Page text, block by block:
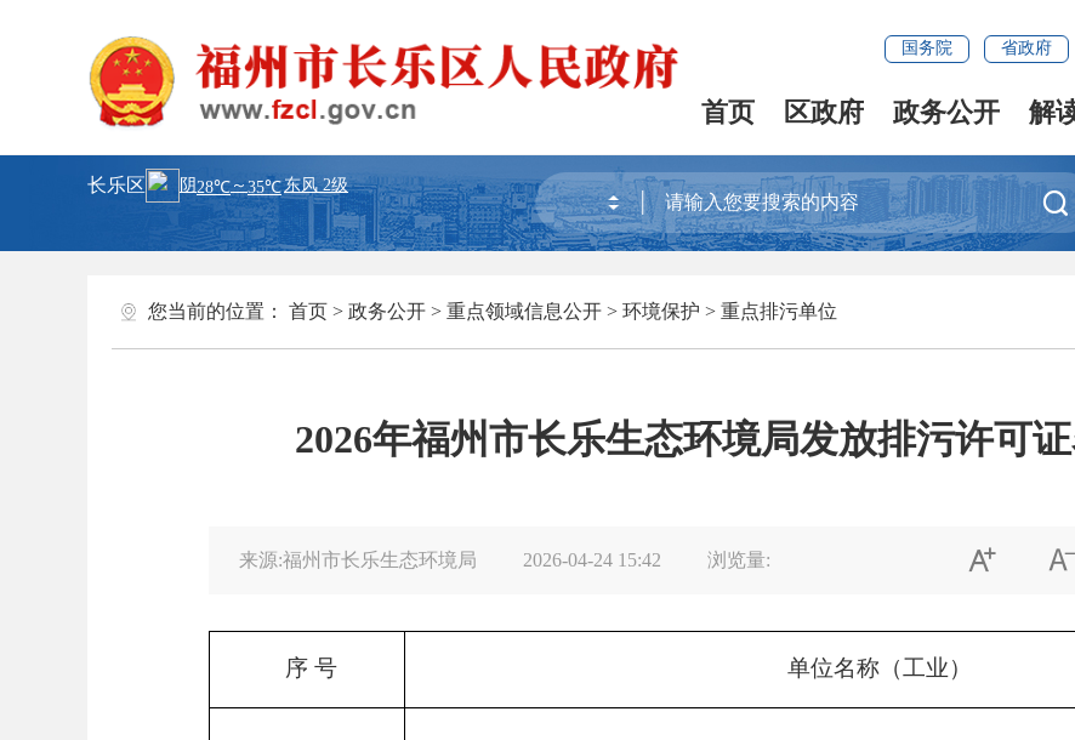
国务院 省政府
首页 区政府 政务公开 解
长乐区

您当前的位置： 首页 > 政务公开 > 重点领域信息公开 > 环境保护 > 重点排污单位
2026年福州市长乐生态环境局发放排污许可证
来源:福州市长乐生态环境局 2026-04-24 15:42 浏览量:  
序 号 单位名称（工业）